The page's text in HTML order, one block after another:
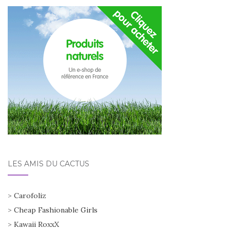
LES AMIS DU CACTUS
> Carofoliz
> Cheap Fashionable Girls
> Kawaii RoxxX